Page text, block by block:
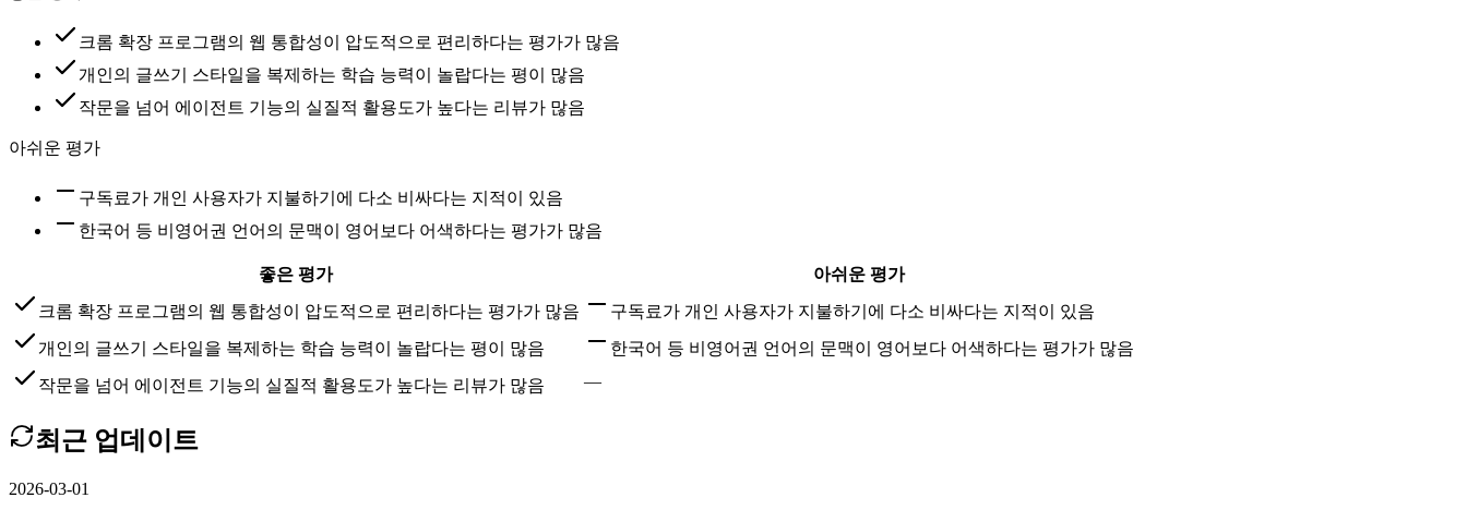
크롬 확장 프로그램의 웹 통합성이 압도적으로 편리하다는 평가가 많음
개인의 글쓰기 스타일을 복제하는 학습 능력이 놀랍다는 평이 많음
작문을 넘어 에이전트 기능의 실질적 활용도가 높다는 리뷰가 많음
아쉬운 평가
구독료가 개인 사용자가 지불하기에 다소 비싸다는 지적이 있음
한국어 등 비영어권 언어의 문맥이 영어보다 어색하다는 평가가 많음
좋은 평가
아쉬운 평가
크롬 확장 프로그램의 웹 통합성이 압도적으로 편리하다는 평가가 많음
구독료가 개인 사용자가 지불하기에 다소 비싸다는 지적이 있음
개인의 글쓰기 스타일을 복제하는 학습 능력이 놀랍다는 평이 많음
한국어 등 비영어권 언어의 문맥이 영어보다 어색하다는 평가가 많음
작문을 넘어 에이전트 기능의 실질적 활용도가 높다는 리뷰가 많음
—
최근 업데이트
2026-03-01